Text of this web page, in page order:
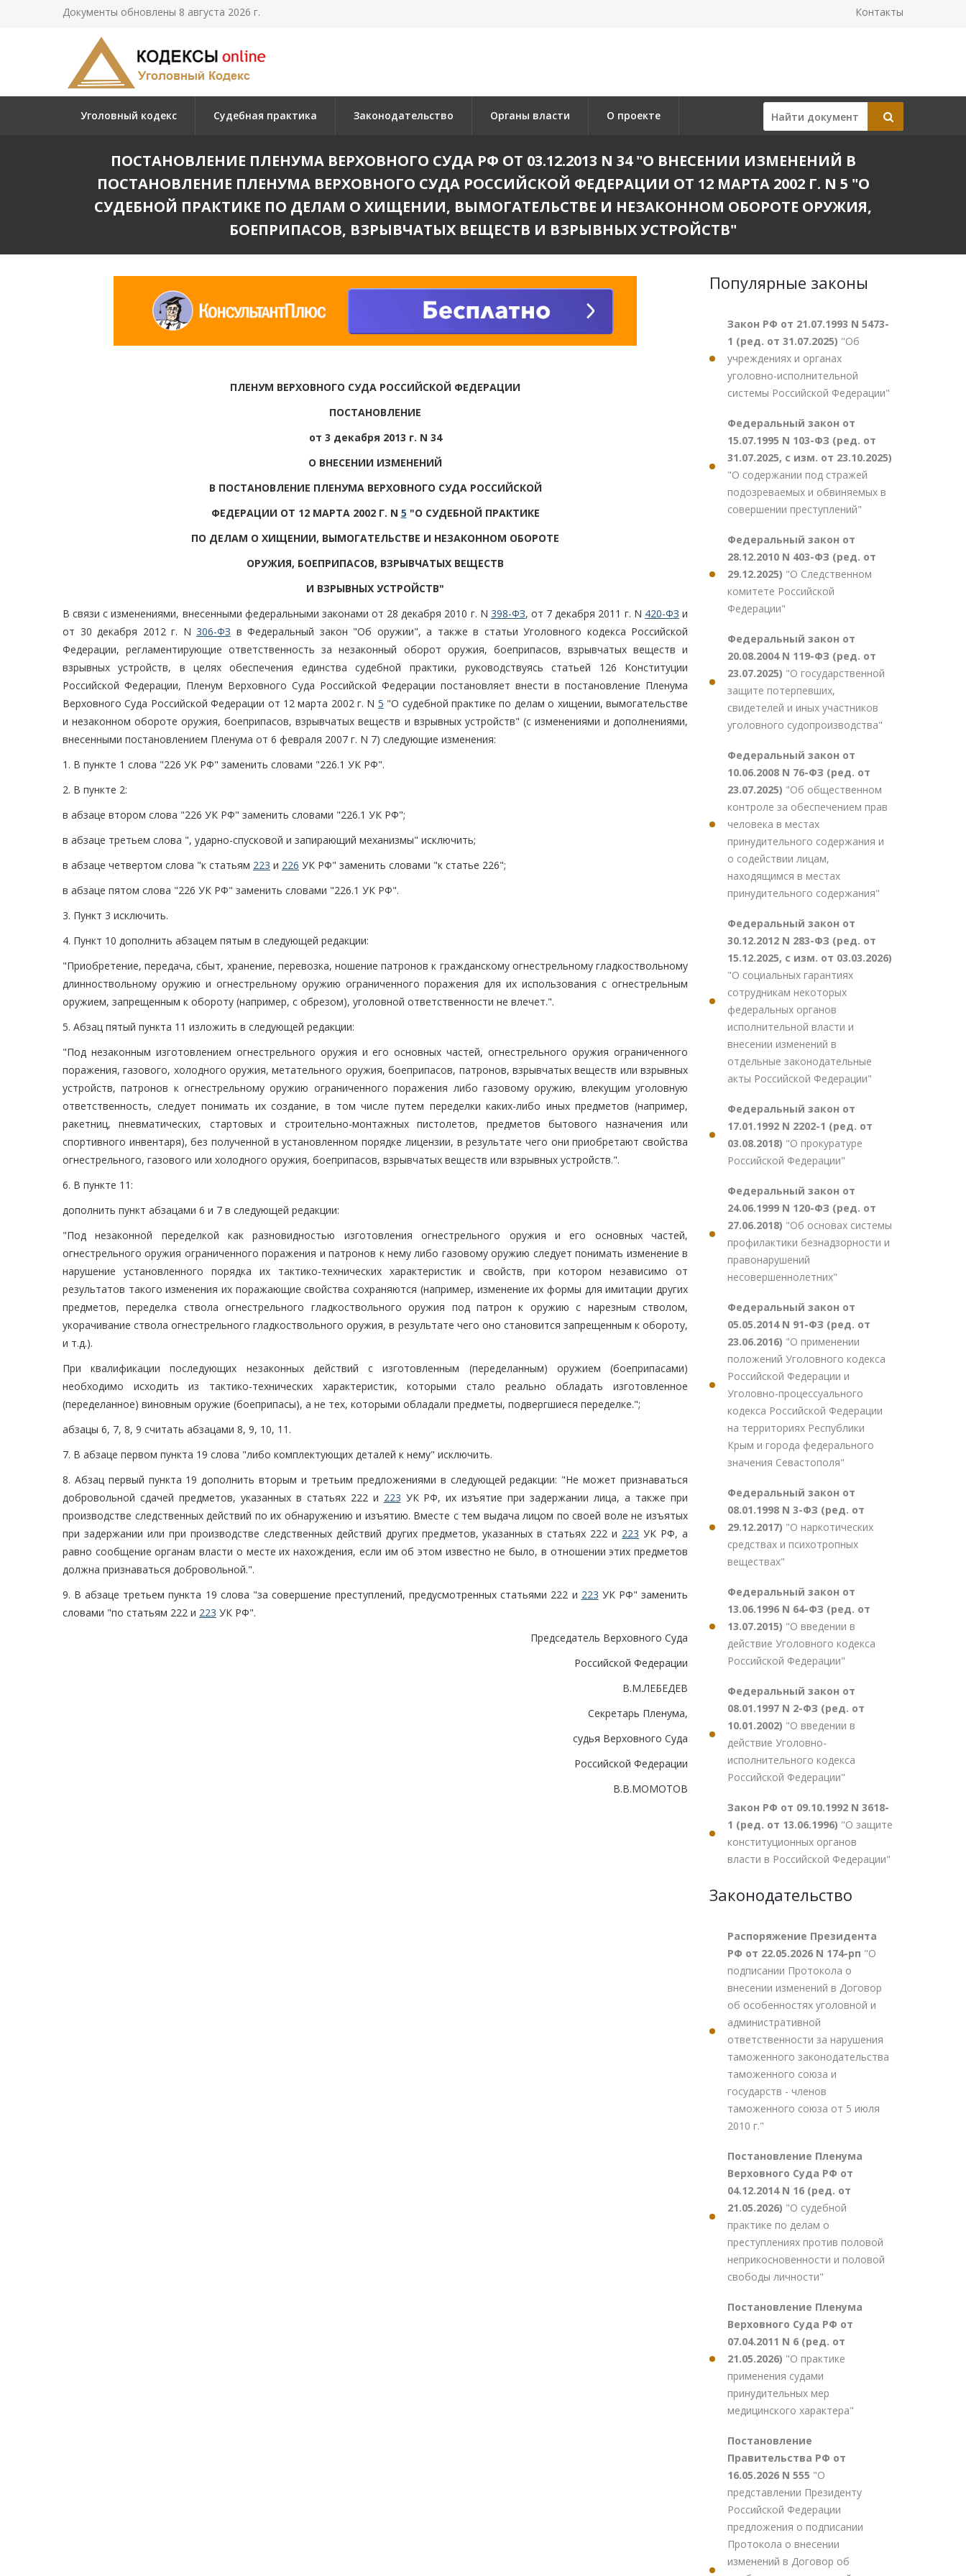
Документы обновлены 8 августа 2026 г. Контакты
Уголовный кодекс Судебная практика Законодательство Органы власти О проекте
ПОСТАНОВЛЕНИЕ ПЛЕНУМА ВЕРХОВНОГО СУДА РФ ОТ 03.12.2013 N 34 "О ВНЕСЕНИИ ИЗМЕНЕНИЙ В
ПОСТАНОВЛЕНИЕ ПЛЕНУМА ВЕРХОВНОГО СУДА РОССИЙСКОЙ ФЕДЕРАЦИИ ОТ 12 МАРТА 2002 Г. N 5 "О
СУДЕБНОЙ ПРАКТИКЕ ПО ДЕЛАМ О ХИЩЕНИИ, ВЫМОГАТЕЛЬСТВЕ И НЕЗАКОННОМ ОБОРОТЕ ОРУЖИЯ,
БОЕПРИПАСОВ, ВЗРЫВЧАТЫХ ВЕЩЕСТВ И ВЗРЫВНЫХ УСТРОЙСТВ"
ПЛЕНУМ ВЕРХОВНОГО СУДА РОССИЙСКОЙ ФЕДЕРАЦИИ
ПОСТАНОВЛЕНИЕ
от 3 декабря 2013 г. N 34
О ВНЕСЕНИИ ИЗМЕНЕНИЙ
В ПОСТАНОВЛЕНИЕ ПЛЕНУМА ВЕРХОВНОГО СУДА РОССИЙСКОЙ
ФЕДЕРАЦИИ ОТ 12 МАРТА 2002 Г. N 5 "О СУДЕБНОЙ ПРАКТИКЕ
ПО ДЕЛАМ О ХИЩЕНИИ, ВЫМОГАТЕЛЬСТВЕ И НЕЗАКОННОМ ОБОРОТЕ
ОРУЖИЯ, БОЕПРИПАСОВ, ВЗРЫВЧАТЫХ ВЕЩЕСТВ
И ВЗРЫВНЫХ УСТРОЙСТВ"
В связи с изменениями, внесенными федеральными законами от 28 декабря 2010 г. N 398-ФЗ, от 7 декабря 2011 г. N 420-ФЗ и
от 30 декабря 2012 г. N 306-ФЗ в Федеральный закон "Об оружии", а также в статьи Уголовного кодекса Российской
Федерации, регламентирующие ответственность за незаконный оборот оружия, боеприпасов, взрывчатых веществ и
взрывных устройств, в целях обеспечения единства судебной практики, руководствуясь статьей 126 Конституции
Российской Федерации, Пленум Верховного Суда Российской Федерации постановляет внести в постановление Пленума
Верховного Суда Российской Федерации от 12 марта 2002 г. N 5 "О судебной практике по делам о хищении, вымогательстве
и незаконном обороте оружия, боеприпасов, взрывчатых веществ и взрывных устройств" (с изменениями и дополнениями,
внесенными постановлением Пленума от 6 февраля 2007 г. N 7) следующие изменения:
1. В пункте 1 слова "226 УК РФ" заменить словами "226.1 УК РФ".
2. В пункте 2:
в абзаце втором слова "226 УК РФ" заменить словами "226.1 УК РФ";
в абзаце третьем слова ", ударно-спусковой и запирающий механизмы" исключить;
в абзаце четвертом слова "к статьям 223 и 226 УК РФ" заменить словами "к статье 226";
в абзаце пятом слова "226 УК РФ" заменить словами "226.1 УК РФ".
3. Пункт 3 исключить.
4. Пункт 10 дополнить абзацем пятым в следующей редакции:
"Приобретение, передача, сбыт, хранение, перевозка, ношение патронов к гражданскому огнестрельному гладкоствольному
длинноствольному оружию и огнестрельному оружию ограниченного поражения для их использования с огнестрельным
оружием, запрещенным к обороту (например, с обрезом), уголовной ответственности не влечет.".
5. Абзац пятый пункта 11 изложить в следующей редакции:
"Под незаконным изготовлением огнестрельного оружия и его основных частей, огнестрельного оружия ограниченного
поражения, газового, холодного оружия, метательного оружия, боеприпасов, патронов, взрывчатых веществ или взрывных
устройств, патронов к огнестрельному оружию ограниченного поражения либо газовому оружию, влекущим уголовную
ответственность, следует понимать их создание, в том числе путем переделки каких-либо иных предметов (например,
ракетниц, пневматических, стартовых и строительно-монтажных пистолетов, предметов бытового назначения или
спортивного инвентаря), без полученной в установленном порядке лицензии, в результате чего они приобретают свойства
огнестрельного, газового или холодного оружия, боеприпасов, взрывчатых веществ или взрывных устройств.".
6. В пункте 11:
дополнить пункт абзацами 6 и 7 в следующей редакции:
"Под незаконной переделкой как разновидностью изготовления огнестрельного оружия и его основных частей,
огнестрельного оружия ограниченного поражения и патронов к нему либо газовому оружию следует понимать изменение в
нарушение установленного порядка их тактико-технических характеристик и свойств, при котором независимо от
результатов такого изменения их поражающие свойства сохраняются (например, изменение их формы для имитации других
предметов, переделка ствола огнестрельного гладкоствольного оружия под патрон к оружию с нарезным стволом,
укорачивание ствола огнестрельного гладкоствольного оружия, в результате чего оно становится запрещенным к обороту,
и т.д.).
При квалификации последующих незаконных действий с изготовленным (переделанным) оружием (боеприпасами)
необходимо исходить из тактико-технических характеристик, которыми стало реально обладать изготовленное
(переделанное) виновным оружие (боеприпасы), а не тех, которыми обладали предметы, подвергшиеся переделке.";
абзацы 6, 7, 8, 9 считать абзацами 8, 9, 10, 11.
7. В абзаце первом пункта 19 слова "либо комплектующих деталей к нему" исключить.
8. Абзац первый пункта 19 дополнить вторым и третьим предложениями в следующей редакции: "Не может признаваться
добровольной сдачей предметов, указанных в статьях 222 и 223 УК РФ, их изъятие при задержании лица, а также при
производстве следственных действий по их обнаружению и изъятию. Вместе с тем выдача лицом по своей воле не изъятых
при задержании или при производстве следственных действий других предметов, указанных в статьях 222 и 223 УК РФ, а
равно сообщение органам власти о месте их нахождения, если им об этом известно не было, в отношении этих предметов
должна признаваться добровольной.".
9. В абзаце третьем пункта 19 слова "за совершение преступлений, предусмотренных статьями 222 и 223 УК РФ" заменить
словами "по статьям 222 и 223 УК РФ".
Председатель Верховного Суда
Российской Федерации
В.М.ЛЕБЕДЕВ
Секретарь Пленума,
судья Верховного Суда
Российской Федерации
В.В.МОМОТОВ
Популярные законы
Закон РФ от 21.07.1993 N 5473-
1 (ред. от 31.07.2025) "Об
учреждениях и органах
уголовно-исполнительной
системы Российской Федерации"
Федеральный закон от
15.07.1995 N 103-ФЗ (ред. от
31.07.2025, с изм. от 23.10.2025)
"О содержании под стражей
подозреваемых и обвиняемых в
совершении преступлений"
Федеральный закон от
28.12.2010 N 403-ФЗ (ред. от
29.12.2025) "О Следственном
комитете Российской
Федерации"
Федеральный закон от
20.08.2004 N 119-ФЗ (ред. от
23.07.2025) "О государственной
защите потерпевших,
свидетелей и иных участников
уголовного судопроизводства"
Федеральный закон от
10.06.2008 N 76-ФЗ (ред. от
23.07.2025) "Об общественном
контроле за обеспечением прав
человека в местах
принудительного содержания и
о содействии лицам,
находящимся в местах
принудительного содержания"
Федеральный закон от
30.12.2012 N 283-ФЗ (ред. от
15.12.2025, с изм. от 03.03.2026)
"О социальных гарантиях
сотрудникам некоторых
федеральных органов
исполнительной власти и
внесении изменений в
отдельные законодательные
акты Российской Федерации"
Федеральный закон от
17.01.1992 N 2202-1 (ред. от
03.08.2018) "О прокуратуре
Российской Федерации"
Федеральный закон от
24.06.1999 N 120-ФЗ (ред. от
27.06.2018) "Об основах системы
профилактики безнадзорности и
правонарушений
несовершеннолетних"
Федеральный закон от
05.05.2014 N 91-ФЗ (ред. от
23.06.2016) "О применении
положений Уголовного кодекса
Российской Федерации и
Уголовно-процессуального
кодекса Российской Федерации
на территориях Республики
Крым и города федерального
значения Севастополя"
Федеральный закон от
08.01.1998 N 3-ФЗ (ред. от
29.12.2017) "О наркотических
средствах и психотропных
веществах"
Федеральный закон от
13.06.1996 N 64-ФЗ (ред. от
13.07.2015) "О введении в
действие Уголовного кодекса
Российской Федерации"
Федеральный закон от
08.01.1997 N 2-ФЗ (ред. от
10.01.2002) "О введении в
действие Уголовно-
исполнительного кодекса
Российской Федерации"
Закон РФ от 09.10.1992 N 3618-
1 (ред. от 13.06.1996) "О защите
конституционных органов
власти в Российской Федерации"
Законодательство
Распоряжение Президента
РФ от 22.05.2026 N 174-рп "О
подписании Протокола о
внесении изменений в Договор
об особенностях уголовной и
административной
ответственности за нарушения
таможенного законодательства
таможенного союза и
государств - членов
таможенного союза от 5 июля
2010 г."
Постановление Пленума
Верховного Суда РФ от
04.12.2014 N 16 (ред. от
21.05.2026) "О судебной
практике по делам о
преступлениях против половой
неприкосновенности и половой
свободы личности"
Постановление Пленума
Верховного Суда РФ от
07.04.2011 N 6 (ред. от
21.05.2026) "О практике
применения судами
принудительных мер
медицинского характера"
Постановление
Правительства РФ от
16.05.2026 N 555 "О
представлении Президенту
Российской Федерации
предложения о подписании
Протокола о внесении
изменений в Договор об